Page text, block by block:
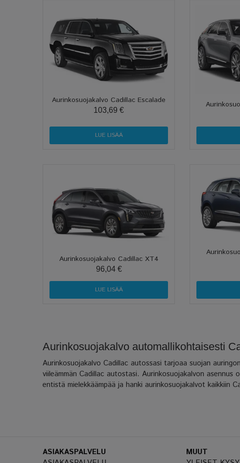
Aurinkosuojakalvo Cadillac Escalade
103,69 €
LUE LISÄÄ
Aurinkosuojakalvo Cadillac XT4
96,04 €
LUE LISÄÄ
Aurinkosuojakalvo automallikohtaisesti
Aurinkosuojakalvo Cadillac autossasi tarjoaa suojan
viileämmän Cadillac autostasi. Aurinkosuojakalvon
entistä mielekkäämpää ja hanki aurinkosuojakalvot kaikkiin
ASIAKASPALVELU
MUUT